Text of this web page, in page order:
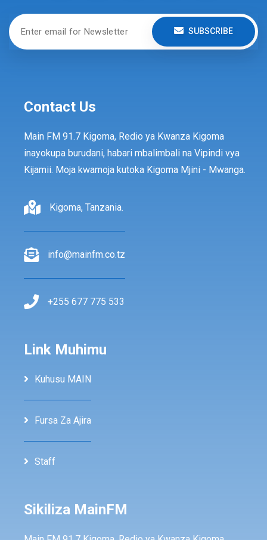
SUBSCRIBE
Contact Us
Main FM 91.7 Kigoma, Redio ya Kwanza Kigoma
inayokupa burudani, habari mbalimbali na Vipindi vya
Kijamii. Moja kwamoja kutoka Kigoma Mjini - Mwanga.
Kigoma, Tanzania.
info@mainfm.co.tz
+255 677 775 533
Link Muhimu
Kuhusu MAIN
Fursa Za Ajira
Staff
Sikiliza MainFM